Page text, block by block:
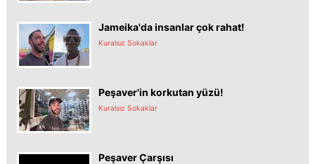
Jameika'da insanlar çok rahat!
Kuralsız Sokaklar
Peşaver'in korkutan yüzü!
Kuralsız Sokaklar
Peşaver Çarşısı